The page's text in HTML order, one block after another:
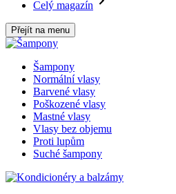
Celý magazín
Přejít na menu
Šampony
Normální vlasy
Barvené vlasy
Poškozené vlasy
Mastné vlasy
Vlasy bez objemu
Proti lupům
Suché šampony